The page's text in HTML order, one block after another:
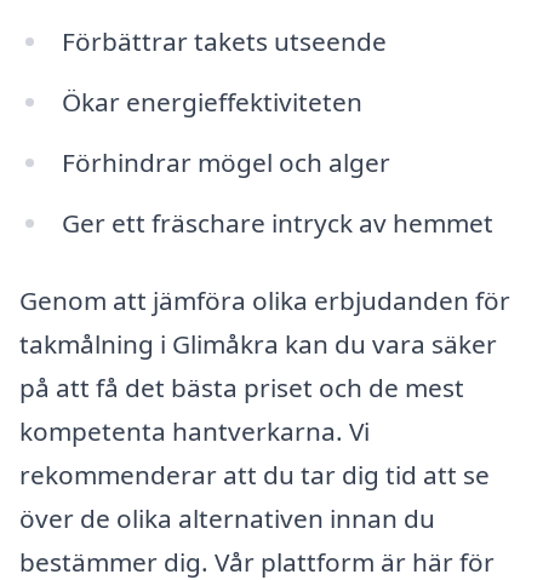
Förbättrar takets utseende
Ökar energieffektiviteten
Förhindrar mögel och alger
Ger ett fräschare intryck av hemmet
Genom att jämföra olika erbjudanden för
takmålning i Glimåkra kan du vara säker
på att få det bästa priset och de mest
kompetenta hantverkarna. Vi
rekommenderar att du tar dig tid att se
över de olika alternativen innan du
bestämmer dig. Vår plattform är här för